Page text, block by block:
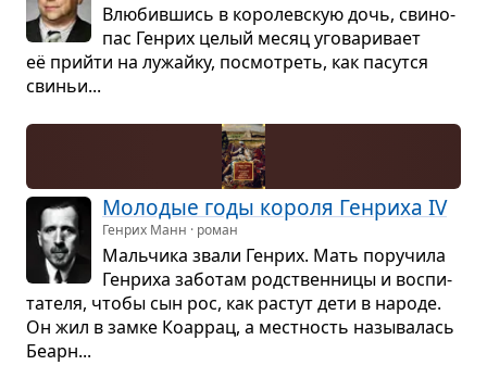
Влю­бив­шись в коро­лев­скую дочь, сви­но­
пас Ген­рих целый месяц уго­ва­ри­вает
её прийти на лужайку, посмот­реть, как пасутся
сви­ньи...
Моло­дые годы короля Ген­риха IV
Генрих Манн · роман
Маль­чика звали Ген­рих. Мать пору­чила
Ген­риха забо­там род­ствен­ницы и вос­пи­
та­теля, чтобы сын рос, как рас­тут дети в народе.
Он жил в замке Коар­рац, а мест­ность назы­ва­лась
Беарн...